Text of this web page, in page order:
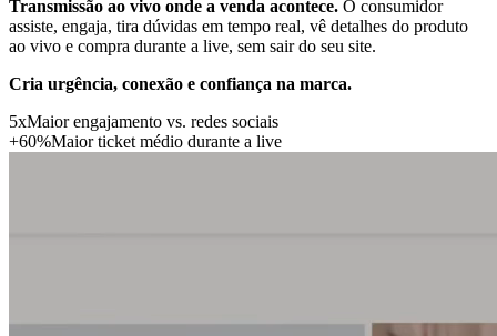
Transmissão ao vivo onde a venda acontece. O consumidor
assiste, engaja, tira dúvidas em tempo real, vê detalhes do produto
ao vivo e compra durante a live, sem sair do seu site.
Cria urgência, conexão e confiança na marca.
5xMaior engajamento vs. redes sociais
+60%Maior ticket médio durante a live